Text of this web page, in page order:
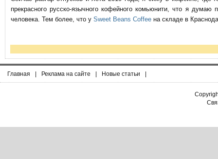
прекрасного русско-язычного кофейного комьюнити, что я
человека. Тем более, что у Sweet Beans Coffee на складе в
Главная | Реклама на сайте | Новые статьи |